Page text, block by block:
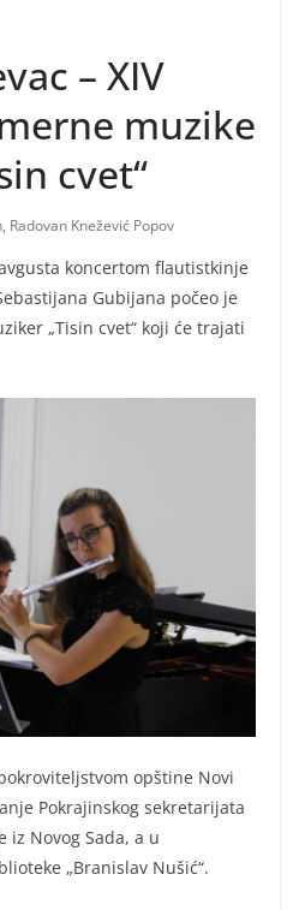
– XIV
muzike
cvet“
Radovan Knežević Popov
koncertom flautistkinje
Gubijana počeo je
„Tisin cvet“ koji će trajati
opštine Novi
Pokrajinskog sekretarijata
Novog Sada, a u
„Branislav Nušić“.